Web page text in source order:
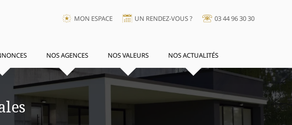
MON ESPACE UN RENDEZ-VOUS ? 03 44 96 30 30
NOS AGENCES NOS VALEURS NOS ACTUALITÉS